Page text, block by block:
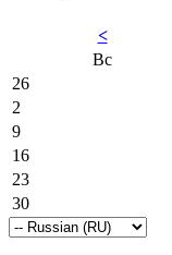
<
Вс
26
2
9
16
23
30